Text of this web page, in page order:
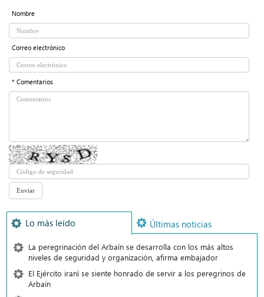
Nombre
Correo electrónico
* Comentarios
Lo más leído Últimas noticias
La peregrinación del Arbaín se desarrolla con los más altos
niveles de seguridad y organización, afirma embajador
El Ejército iraní se siente honrado de servir a los peregrinos de
Arbaín